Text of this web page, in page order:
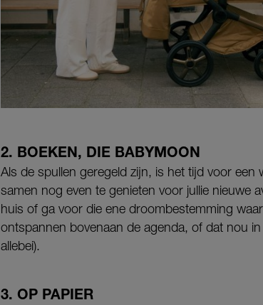
2. BOEKEN, DIE BABYMOON
Als de spullen geregeld zijn, is het tijd voor
samen nog even te genieten voor jullie nieuwe
huis of ga voor die ene droombestemming
ontspannen bovenaan de agenda, of dat nou
allebei).
3. OP PAPIER